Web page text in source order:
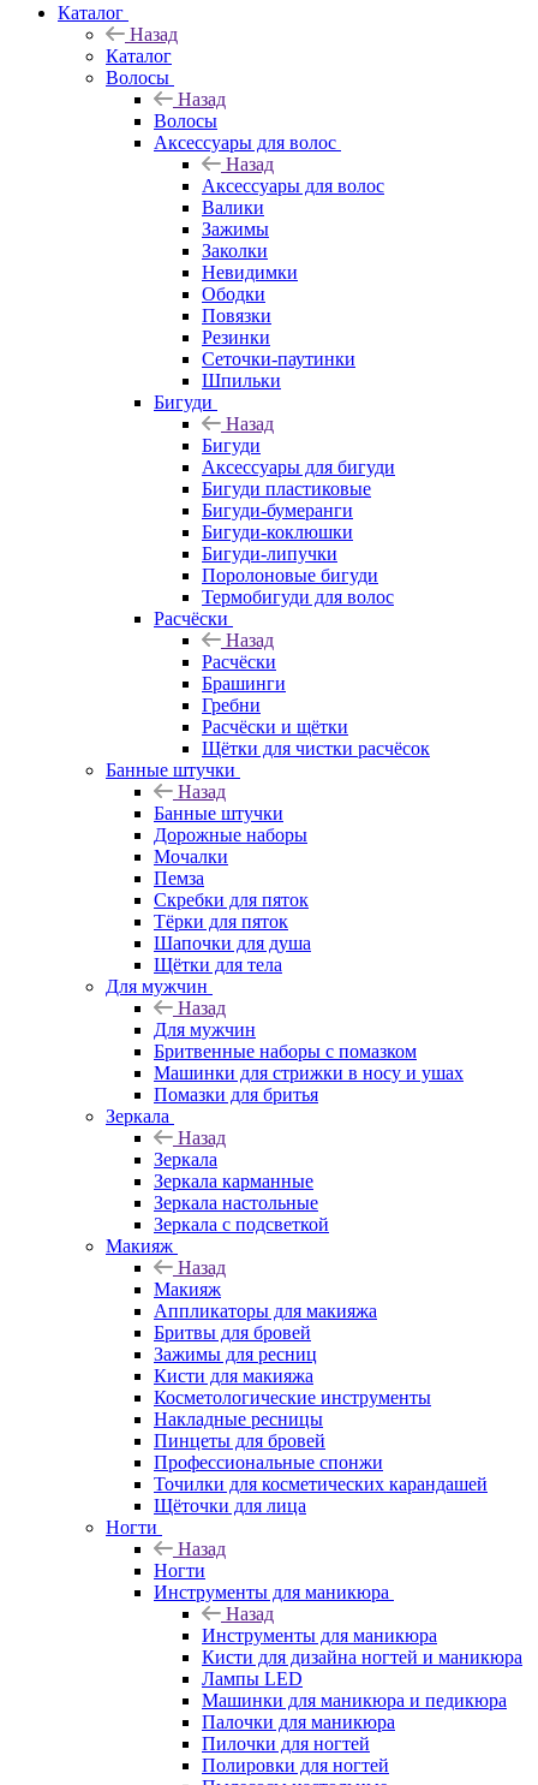
Каталог
Назад
Каталог
Волосы
Назад
Волосы
Аксессуары для волос
Назад
Аксессуары для волос
Валики
Зажимы
Заколки
Невидимки
Ободки
Повязки
Резинки
Сеточки-паутинки
Шпильки
Бигуди
Назад
Бигуди
Аксессуары для бигуди
Бигуди пластиковые
Бигуди-бумеранги
Бигуди-коклюшки
Бигуди-липучки
Поролоновые бигуди
Термобигуди для волос
Расчёски
Назад
Расчёски
Брашинги
Гребни
Расчёски и щётки
Щётки для чистки расчёсок
Банные штучки
Назад
Банные штучки
Дорожные наборы
Мочалки
Пемза
Скребки для пяток
Тёрки для пяток
Шапочки для душа
Щётки для тела
Для мужчин
Назад
Для мужчин
Бритвенные наборы с помазком
Машинки для стрижки в носу и ушах
Помазки для бритья
Зеркала
Назад
Зеркала
Зеркала карманные
Зеркала настольные
Зеркала с подсветкой
Макияж
Назад
Макияж
Аппликаторы для макияжа
Бритвы для бровей
Зажимы для ресниц
Кисти для макияжа
Косметологические инструменты
Накладные ресницы
Пинцеты для бровей
Профессиональные спонжи
Точилки для косметических карандашей
Щёточки для лица
Ногти
Назад
Ногти
Инструменты для маникюра
Назад
Инструменты для маникюра
Кисти для дизайна ногтей и маникюра
Лампы LED
Машинки для маникюра и педикюра
Палочки для маникюра
Пилочки для ногтей
Полировки для ногтей